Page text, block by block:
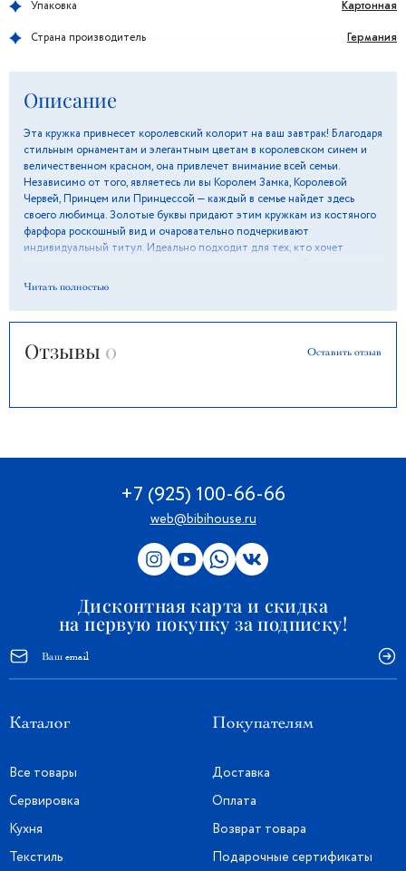
Упаковка Картонная
Страна производитель Германия
Описание
Эта кружка привнесет королевский колорит на ваш завтрак! Благодаря
стильным орнаментам и элегантным цветам в королевском синем и
величественном красном, она привлечет внимание всей семьи.
Независимо от того, являетесь ли вы Королем Замка, Королевой
Червей, Принцем или Принцессой — каждый в семье найдет здесь
своего любимца. Золотые буквы придают этим кружкам из костяного
фарфора роскошный вид и очаровательно подчеркивают
индивидуальный титул. Идеально подходит для тех, кто хочет
благородства.
Читать полностью
Отзывы 0 Оставить отзыв
+7 (925) 100-66-66
web@bibihouse.ru
Дисконтная карта и скидка
на первую покупку за подписку!
Каталог
Все товары
Сервировка
Кухня
Текстиль
Покупателям
Доставка
Оплата
Возврат товара
Подарочные сертификаты